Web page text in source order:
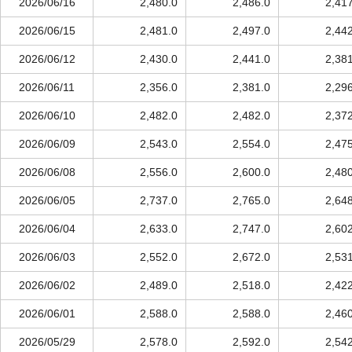
2026/06/15 2,481.0 2,497.0
2026/06/12 2,430.0 2,441.0
2026/06/11 2,356.0 2,381.0
2026/06/10 2,482.0 2,482.0
2026/06/09 2,543.0 2,554.0
2026/06/08 2,556.0 2,600.0
2026/06/05 2,737.0 2,765.0
2026/06/04 2,633.0 2,747.0
2026/06/03 2,552.0 2,672.0
2026/06/02 2,489.0 2,518.0
2026/06/01 2,588.0 2,588.0
2026/05/29 2,578.0 2,592.0